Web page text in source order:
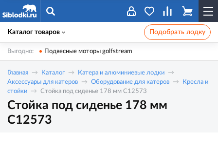
Каталог товаров Подобрать лодку
Выгодно: Подвесные моторы golfstream
Главная Каталог
Катера и алюминиевые лодки
Аксессуары для катеров
Оборудование для катеров
Кресла и
стойки
Стойка под сиденье 178 мм C12573
Стойка под сиденье 178 мм
C12573